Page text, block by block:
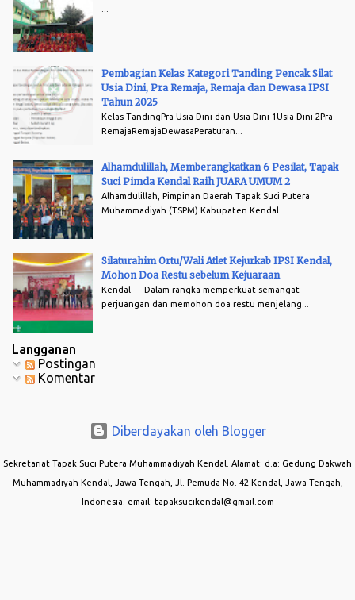
Pembagian Kelas Kategori Tanding Pencak Silat
Usia Dini, Pra Remaja, Remaja dan Dewasa IPSI
Tahun 2025
Kelas TandingPra Usia Dini dan Usia Dini 1Usia Dini 2Pra
RemajaRemajaDewasaPeraturan...
Alhamdulillah, Memberangkatkan 6 Pesilat, Tapak
Suci Pimda Kendal Raih JUARA UMUM 2
Alhamdulillah, Pimpinan Daerah Tapak Suci Putera
Muhammadiyah (TSPM) Kabupaten Kendal...
Silaturahim Ortu/Wali Atlet Kejurkab IPSI Kendal,
Mohon Doa Restu sebelum Kejuaraan
Kendal — Dalam rangka memperkuat semangat
perjuangan dan memohon doa restu menjelang...
Langganan
Postingan
Komentar
Diberdayakan oleh Blogger
Sekretariat Tapak Suci Putera Muhammadiyah Kendal. Alamat: d.a: Gedung Dakwah
Muhammadiyah Kendal, Jawa Tengah, Jl. Pemuda No. 42 Kendal, Jawa Tengah,
Indonesia. email: tapaksucikendal@gmail.com